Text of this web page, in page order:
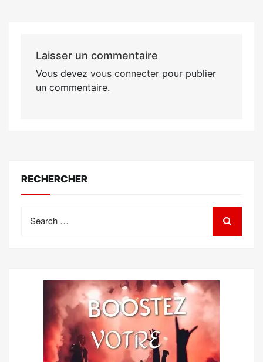
Laisser un commentaire
Vous devez vous connecterpour publier
un commentaire.
RECHERCHER
for: